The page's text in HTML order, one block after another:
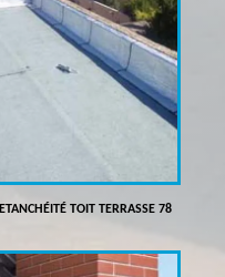
ETANCHÉITÉ TOIT TERRASSE 78